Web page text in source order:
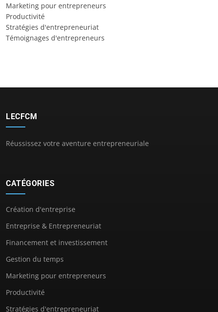
Marketing pour entrepreneurs
Productivité
Stratégies d'entrepreneuriat
Témoignages d'entrepreneurs
LECFCM
Réussissez votre aventure entrepreneuriale
CATÉGORIES
Création d'entreprise
Entreprise & Entrepreneuriat
Financement et investissement
Gestion du temps
Marketing pour entrepreneurs
Productivité
Stratégies d'entrepreneuriat